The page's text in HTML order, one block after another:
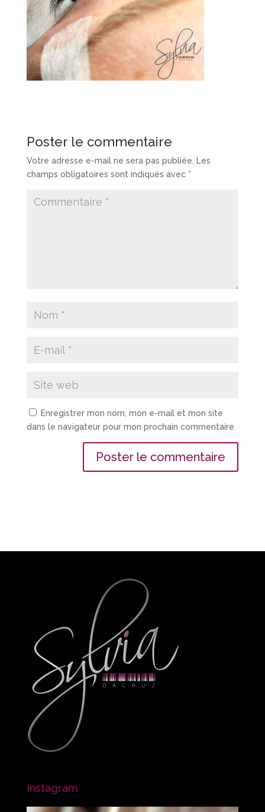
Poster le commentaire
Votre adresse e-mail ne sera pas publiée.
Les
champs obligatoires sont indiqués avec *
Enregistrer mon nom, mon e-mail et mon site
dans le navigateur pour mon prochain commentaire.
Instagram